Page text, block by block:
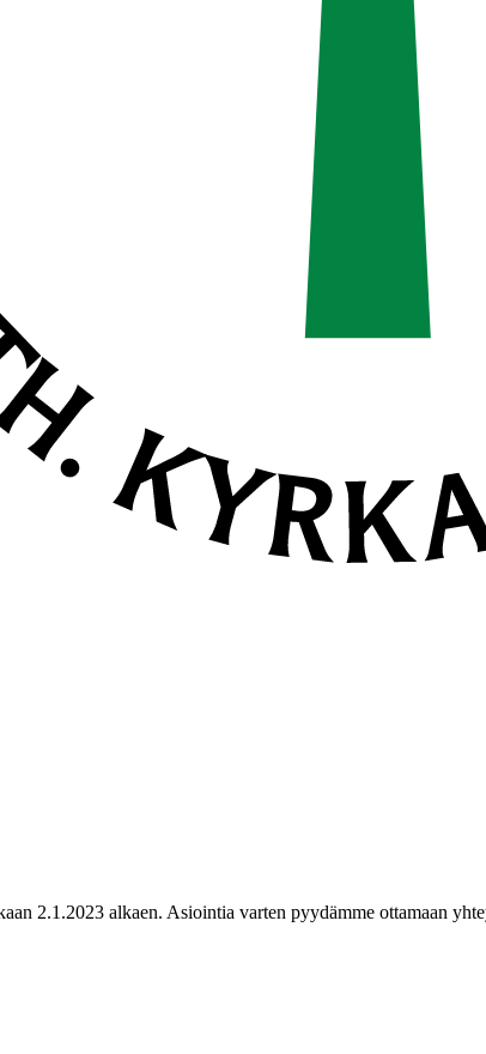
2.1.2023 alkaen. Asiointia varten pyydämme ottamaan